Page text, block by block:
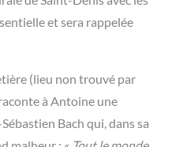
et sera rappelée
(lieu non trouvé par
à Antoine une
Bach qui, dans sa